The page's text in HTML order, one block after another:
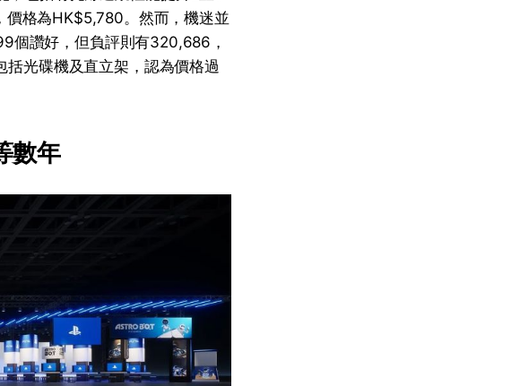
價格為HK$5,780。然而，機迷並
個讚好，但負評則有320,686，
光碟機及直立架，認為價格過
數年